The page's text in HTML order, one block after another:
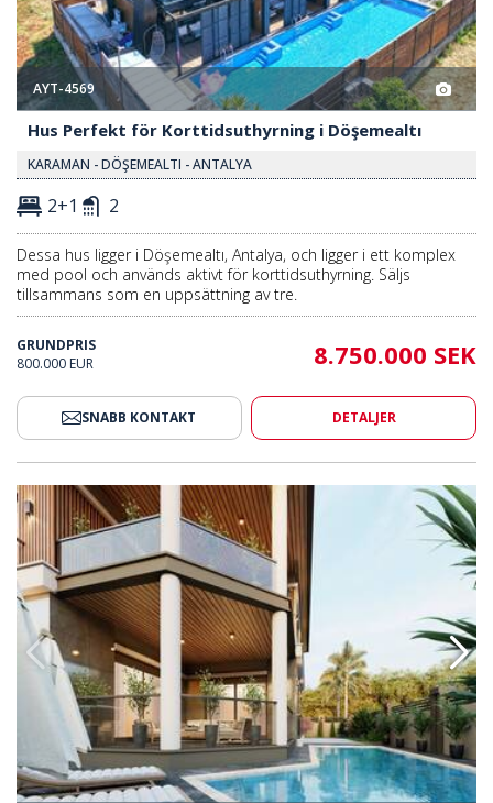
AYT-4569
Hus Perfekt för Korttidsuthyrning i Döşemealtı
KARAMAN - DÖŞEMEALTI - ANTALYA
2+1 2
Dessa hus ligger i Döşemealtı, Antalya, och ligger i ett komplex
med pool och används aktivt för korttidsuthyrning. Säljs
tillsammans som en uppsättning av tre.
GRUNDPRIS
800.000 EUR
8.750.000 SEK
SNABB KONTAKT DETALJER
Bergsutsikt I Antalya Döşemealtı 2 Fristående Hus Med Magnifik